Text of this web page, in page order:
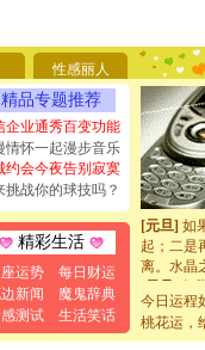
性感丽人
精品专题推荐
企业通秀百变功能
情怀一起漫步音乐
约会今夜告别寂寞
挑战你的球技吗？
精彩生活
运势
每日财运
新闻
魔鬼辞典
测试
生活笑话
[圣诞节]
能正大光
天都要快
[圣诞节]
如意,快
[元旦]看
断电。爱
你是我专
[元旦] 如
起；二是
离。水晶
[元旦]
当
泣，这痛
卖了。水
[春节]风
今日运程
桃花运，